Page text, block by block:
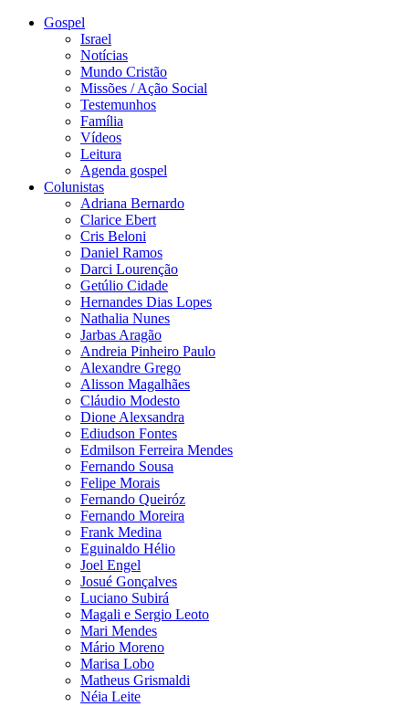
Gospel
Israel
Notícias
Mundo Cristão
Missões / Ação Social
Testemunhos
Família
Vídeos
Leitura
Agenda gospel
Colunistas
Adriana Bernardo
Clarice Ebert
Cris Beloni
Daniel Ramos
Darci Lourenção
Getúlio Cidade
Hernandes Dias Lopes
Nathalia Nunes
Jarbas Aragão
Andreia Pinheiro Paulo
Alexandre Grego
Alisson Magalhães
Cláudio Modesto
Dione Alexsandra
Ediudson Fontes
Edmilson Ferreira Mendes
Fernando Sousa
Felipe Morais
Fernando Queiróz
Fernando Moreira
Frank Medina
Eguinaldo Hélio
Joel Engel
Josué Gonçalves
Luciano Subirá
Magali e Sergio Leoto
Mari Mendes
Mário Moreno
Marisa Lobo
Matheus Grismaldi
Néia Leite